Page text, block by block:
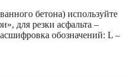
бетона) используйте
для резки асфальта –
обозначений: L –